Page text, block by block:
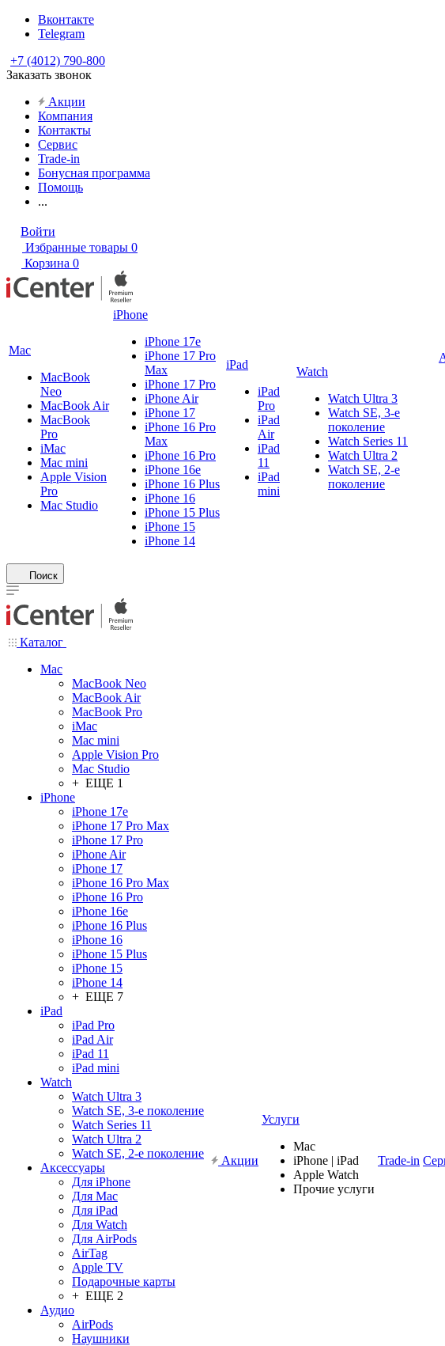
Вконтакте
Telegram
+7 (4012) 790-800
Заказать звонок
Акции
Компания
Контакты
Сервис
Trade-in
Бонусная программа
Помощь
...
Войти
Избранные товары 0
Корзина 0
Mac
MacBook
Neo
MacBook Air
MacBook
Pro
iMac
Mac mini
Apple Vision
Pro
Mac Studio
iPhone
iPhone 17e
iPhone 17 Pro
Max
iPhone 17 Pro
iPhone Air
iPhone 17
iPhone 16 Pro
Max
iPhone 16 Pro
iPhone 16e
iPhone 16 Plus
iPhone 16
iPhone 15 Plus
iPhone 15
iPhone 14
iPad
iPad
Pro
iPad
Air
iPad
11
iPad
mini
Watch
Watch Ultra 3
Watch SE, 3-е
поколение
Watch Series 11
Watch Ultra 2
Watch SE, 2-е
поколение
Поиск
Каталог
Mac
MacBook Neo
MacBook Air
MacBook Pro
iMac
Mac mini
Apple Vision Pro
Mac Studio
+ ЕЩЕ 1
iPhone
iPhone 17e
iPhone 17 Pro Max
iPhone 17 Pro
iPhone Air
iPhone 17
iPhone 16 Pro Max
iPhone 16 Pro
iPhone 16e
iPhone 16 Plus
iPhone 16
iPhone 15 Plus
iPhone 15
iPhone 14
+ ЕЩЕ 7
iPad
iPad Pro
iPad Air
iPad 11
iPad mini
Watch
Watch Ultra 3
Watch SE, 3-е поколение
Watch Series 11
Watch Ultra 2
Watch SE, 2-е поколение
Аксессуары
Для iPhone
Для Mac
Для iPad
Для Watch
Для AirPods
AirTag
Apple TV
Подарочные карты
+ ЕЩЕ 2
Аудио
AirPods
Наушники
Акции
Услуги
Mac
iPhone | iPad
Apple Watch
Прочие услуги
Trade-in